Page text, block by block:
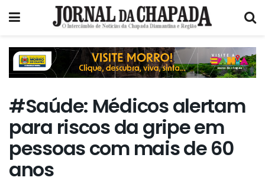
#Saúde: Médicos alertam
para riscos da gripe em
pessoas com mais de 60
anos